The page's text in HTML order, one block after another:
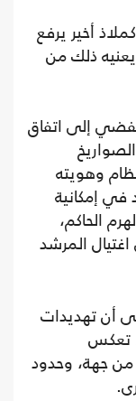
أخير يرفع
ذلك من
إلى اتفاق
وهويته
في إمكانية
الحاكم،
المرشد
أن تهديدات
تعكس
من جهة، وحدود